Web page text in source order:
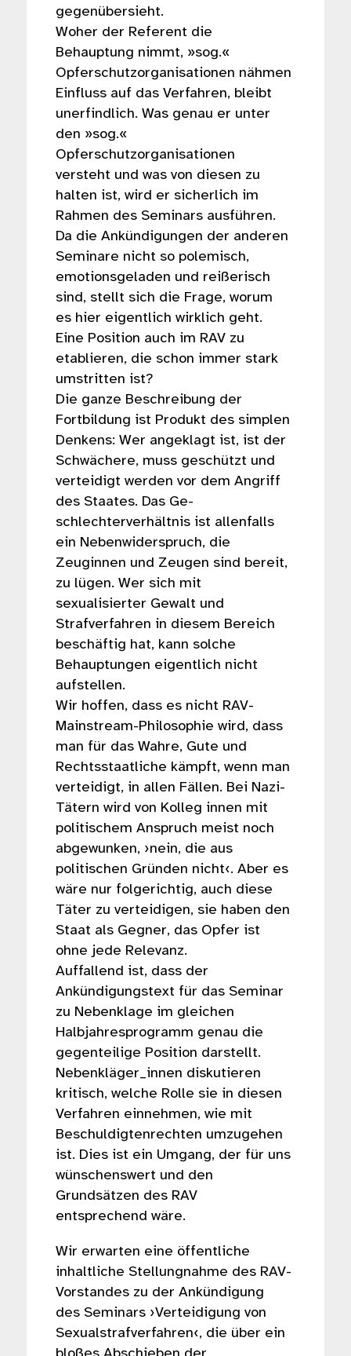
gegenübersieht.
Woher der Referent die
Behauptung nimmt, »sog.«
Opferschutzorganisationen nähmen
Einfluss auf das Verfahren, bleibt
unerfindlich. Was genau er unter
den »sog.«
Opferschutzorganisationen
versteht und was von diesen zu
halten ist, wird er sicherlich im
Rahmen des Seminars ausführen.
Da die Ankündigungen der anderen
Seminare nicht so polemisch,
emotionsgeladen und reißerisch
sind, stellt sich die Frage, worum
es hier eigentlich wirklich geht.
Eine Position auch im RAV zu
etablieren, die schon immer stark
umstritten ist?
Die ganze Beschreibung der
Fortbildung ist Produkt des simplen
Denkens: Wer angeklagt ist, ist der
Schwächere, muss geschützt und
verteidigt werden vor dem Angriff
des Staates. Das Ge-
schlechterverhältnis ist allenfalls
ein Nebenwiderspruch, die
Zeuginnen und Zeugen sind bereit,
zu lügen. Wer sich mit
sexualisierter Gewalt und
Strafverfahren in diesem Bereich
beschäftig hat, kann solche
Behauptungen eigentlich nicht
aufstellen.
Wir hoffen, dass es nicht RAV-
Mainstream-Philosophie wird, dass
man für das Wahre, Gute und
Rechtsstaatliche kämpft, wenn man
verteidigt, in allen Fällen. Bei Nazi-
Tätern wird von Kolleg innen mit
politischem Anspruch meist noch
abgewunken, ›nein, die aus
politischen Gründen nicht‹. Aber es
wäre nur folgerichtig, auch diese
Täter zu verteidigen, sie haben den
Staat als Gegner, das Opfer ist
ohne jede Relevanz.
Auffallend ist, dass der
Ankündigungstext für das Seminar
zu Nebenklage im gleichen
Halbjahresprogramm genau die
gegenteilige Position darstellt.
Nebenkläger_innen diskutieren
kritisch, welche Rolle sie in diesen
Verfahren einnehmen, wie mit
Beschuldigtenrechten umzugehen
ist. Dies ist ein Umgang, der für uns
wünschenswert und den
Grundsätzen des RAV
entsprechend wäre.
Wir erwarten eine öffentliche
inhaltliche Stellungnahme des RAV-
Vorstandes zu der Ankündigung
des Seminars ›Verteidigung von
Sexualstrafverfahren‹, die über ein